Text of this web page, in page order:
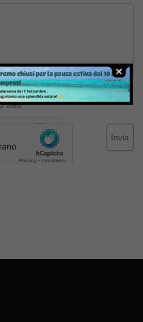
di aver letto e accettato
web
Invia